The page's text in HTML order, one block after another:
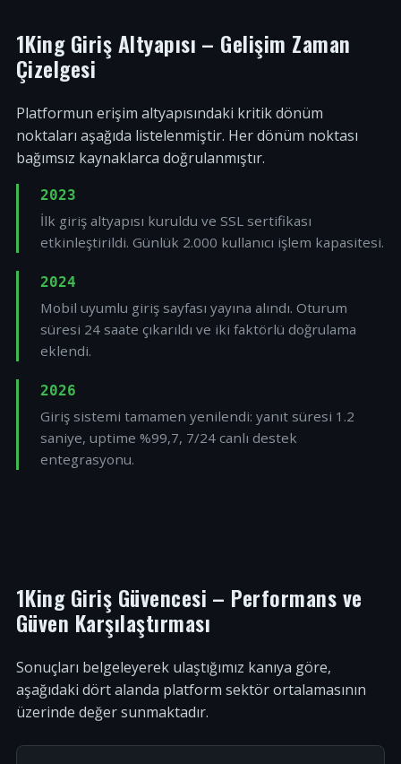
1King Giriş Altyapısı – Gelişim Zaman
Çizelgesi
Platformun erişim altyapısındaki kritik dönüm
noktaları aşağıda listelenmiştir. Her dönüm noktası
bağımsız kaynaklarca doğrulanmıştır.
2023
İlk giriş altyapısı kuruldu ve SSL sertifikası
etkinleştirildi. Günlük 2.000 kullanıcı işlem kapasitesi.
2024
Mobil uyumlu giriş sayfası yayına alındı. Oturum
süresi 24 saate çıkarıldı ve iki faktörlü doğrulama
eklendi.
2026
Giriş sistemi tamamen yenilendi: yanıt süresi 1.2
saniye, uptime %99,7, 7/24 canlı destek
entegrasyonu.
1King Giriş Güvencesi – Performans ve
Güven Karşılaştırması
Sonuçları belgeleyerek ulaştığımız kanıya göre,
aşağıdaki dört alanda platform sektör ortalamasının
üzerinde değer sunmaktadır.